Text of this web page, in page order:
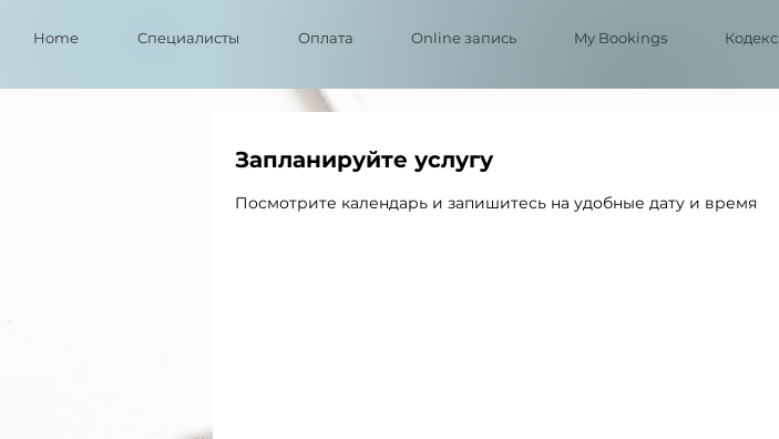
Home Cпециалисты Оплата Online запись My Bookings Кодекс
Запланируйте услугу
Посмотрите календарь и запишитесь на удобные дату и время